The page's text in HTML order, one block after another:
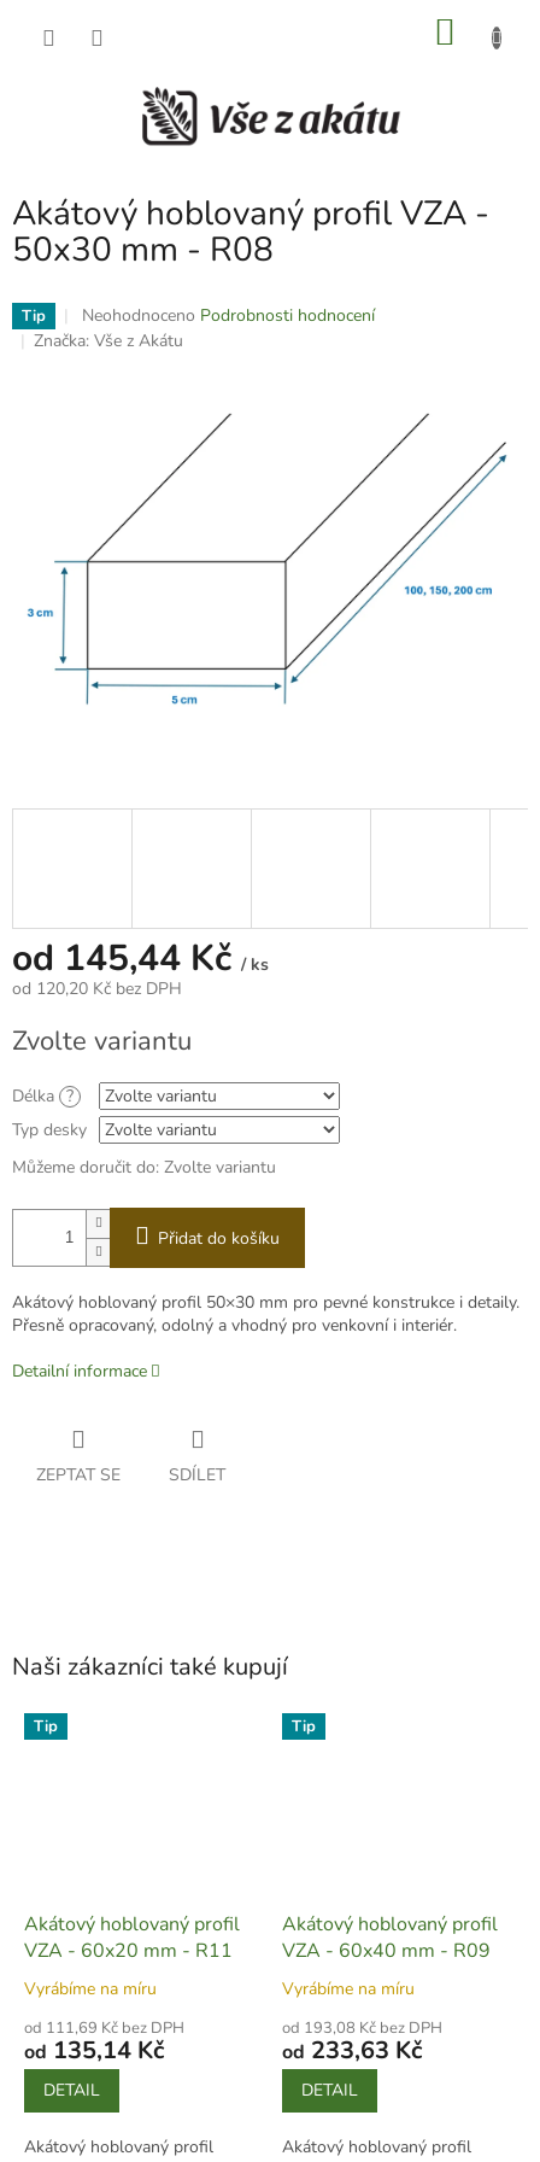
Akátový hoblovaný profil VZA -
50x30 mm - R08
Tip
Průměrné
hodnocení
Neohodnoceno Podrobnosti hodnocení
Značka: Vše z Akátu
od 145,44 Kč / ks
od 120,20 Kč bez DPH
cena:
Zvolte variantu
Délka ?
Typ desky
Můžeme doručit do: Zvolte variantu
Přidat do košíku
Akátový hoblovaný profil 50×30 mm pro pevné konstrukce i detaily.
Přesně opracovaný, odolný a vhodný pro venkovní i interiér.
Detailní informace
ZEPTAT SE SDÍLET
Naši zákazníci také kupují
Tip
Akátový hoblovaný profil
VZA - 60x20 mm - R11
Vyrábíme na míru
od 111,69 Kč bez DPH
od 135,14 Kč
DETAIL
Akátový hoblovaný profil
Tip
Akátový hoblovaný profil
VZA - 60x40 mm - R09
Vyrábíme na míru
od 193,08 Kč bez DPH
od 233,63 Kč
DETAIL
Akátový hoblovaný profil